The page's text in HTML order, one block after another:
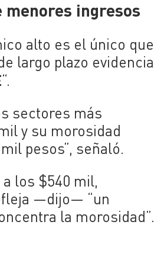
menores ingresos
alto es el único que
largo plazo evidencia
“.
sectores más
y su morosidad
pesos”, señaló.
los $540 mil,
—dijo— “un
la morosidad”.